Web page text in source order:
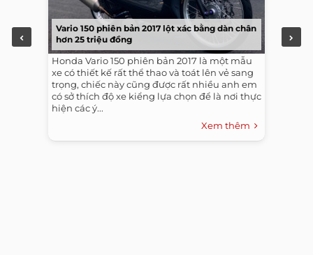
Vario 150 phiên bản 2017 lột xác bằng dàn chân
hơn 25 triệu đồng
Honda Vario 150 phiên bản 2017 là một mẫu
xe có thiết kế rất thể thao và toát lên vẻ sang
trọng, chiếc này cũng được rất nhiều anh em
có sở thích độ xe kiểng lựa chọn để là nơi thực
hiện các ý...
Xem thêm